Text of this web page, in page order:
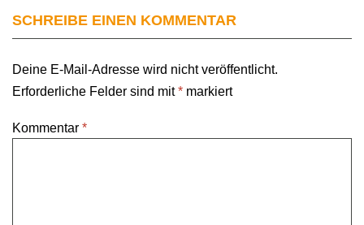
SCHREIBE EINEN KOMMENTAR
Deine E-Mail-Adresse wird nicht veröffentlicht.
Erforderliche Felder sind mit* markiert
Kommentar *